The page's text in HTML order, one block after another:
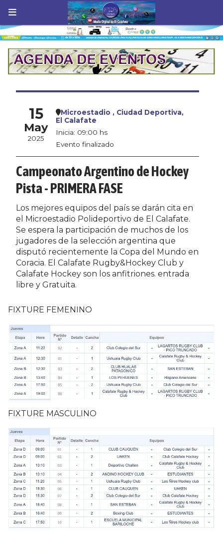
Campeonato Argentino de Hockey
Pista - PRIMERA FASE
Los mejores equipos del país se darán cita en
el Microestadio Polideportivo de El Calafate.
Se espera la participación de muchos de los
jugadores de la selección argentina que
disputó recientemente la Copa del Mundo en
Coracia. El Calafate Rugby&Hockey Club y
Calafate Hockey son los anfitriones. entrada
libre y Gratuita.
15
May
2025
Microestadio , Ciudad Deportiva,
El Calafate
Inicia: 09:00 hs
Evento finalizado
FIXTURE FEMENINO
FIXTURE MASCULINO